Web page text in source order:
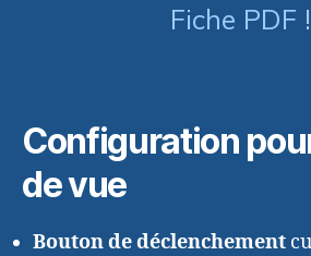
Fiche PDF !
Configuration
de vue
Bouton de déclenchement